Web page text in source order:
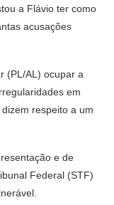
a Flávio ter como
acusações
(PL/AL) ocupar a
em
respeito a um
e de
Federal (STF)